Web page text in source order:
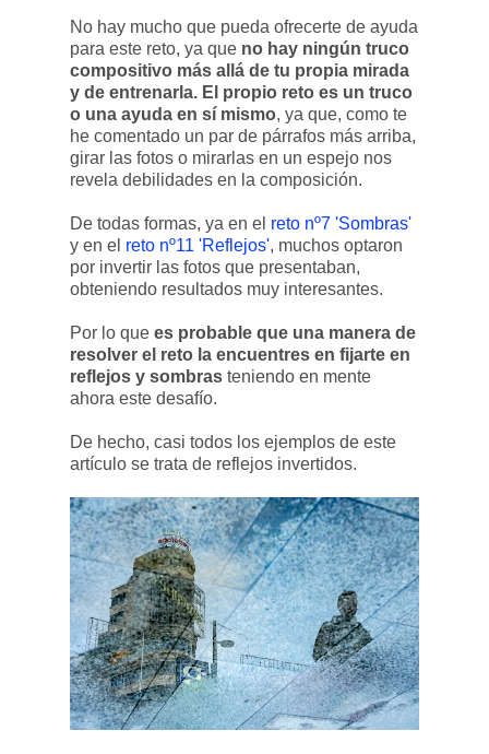
No hay mucho que pueda ofrecerte de ayuda
para este reto, ya que no hay ningún truco
compositivo más allá de tu propia mirada
y de entrenarla. El propio reto es un truco
o una ayuda en sí mismo, ya que, como te
he comentado un par de párrafos más arriba,
girar las fotos o mirarlas en un espejo nos
revela debilidades en la composición.
De todas formas, ya en el reto nº7 'Sombras'
y en el reto nº11 'Reflejos', muchos optaron
por invertir las fotos que presentaban,
obteniendo resultados muy interesantes.
Por lo que es probable que una manera de
resolver el reto la encuentres en fijarte en
reflejos y sombras teniendo en mente
ahora este desafío.
De hecho, casi todos los ejemplos de este
artículo se trata de reflejos invertidos.